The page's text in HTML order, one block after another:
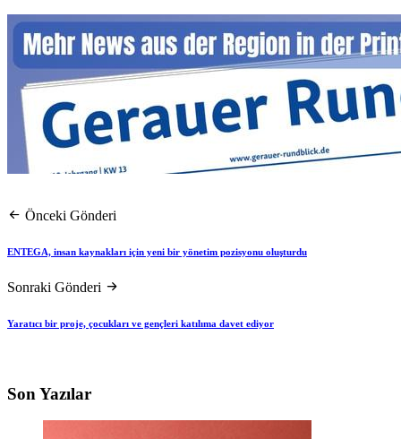
Önceki Gönderi
ENTEGA, insan kaynakları için yeni bir yönetim pozisyonu oluşturdu
Sonraki Gönderi
Yaratıcı bir proje, çocukları ve gençleri katılıma davet ediyor
Son Yazılar